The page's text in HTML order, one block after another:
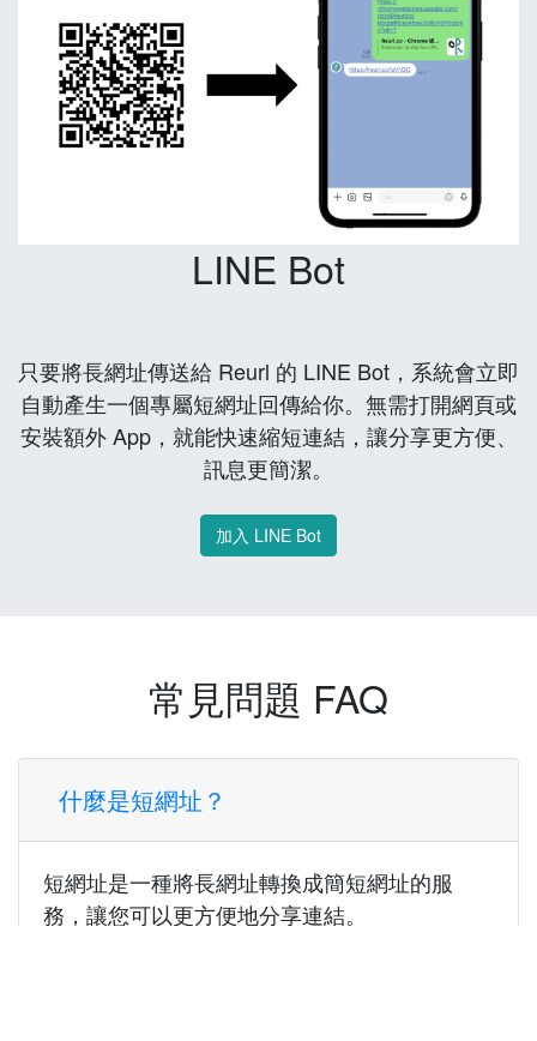
LINE Bot
只要將長網址傳送給 Reurl 的 LINE Bot，系統會立即
自動產生一個專屬短網址回傳給你。無需打開網頁或
安裝額外 App，就能快速縮短連結，讓分享更方便、
訊息更簡潔。
加入 LINE Bot
常見問題 FAQ
什麼是短網址？
短網址是一種將長網址轉換成簡短網址的服
務，讓您可以更方便地分享連結。